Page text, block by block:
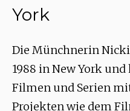
York
Die Münchnerin
1988 in New York
Filmen und Serien
Projekten wie dem